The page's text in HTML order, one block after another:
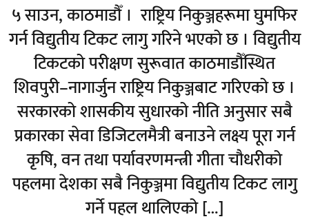
५ साउन, काठमाडौँ । राष्ट्रिय निकुञ्जहरूमा घुमफिर
गर्न विद्युतीय टिकट लागु गरिने भएको छ । विद्युतीय
टिकटको परीक्षण सुरूवात काठमाडौँस्थित
शिवपुरी–नागार्जुन राष्ट्रिय निकुञ्जबाट गरिएको छ ।
सरकारको शासकीय सुधारको नीति अनुसार सबै
प्रकारका सेवा डिजिटलमैत्री बनाउने लक्ष्य पूरा गर्न
कृषि, वन तथा पर्यावरणमन्त्री गीता चौधरीको
पहलमा देशका सबै निकुञ्जमा विद्युतीय टिकट लागु
गर्ने पहल थालिएको […]